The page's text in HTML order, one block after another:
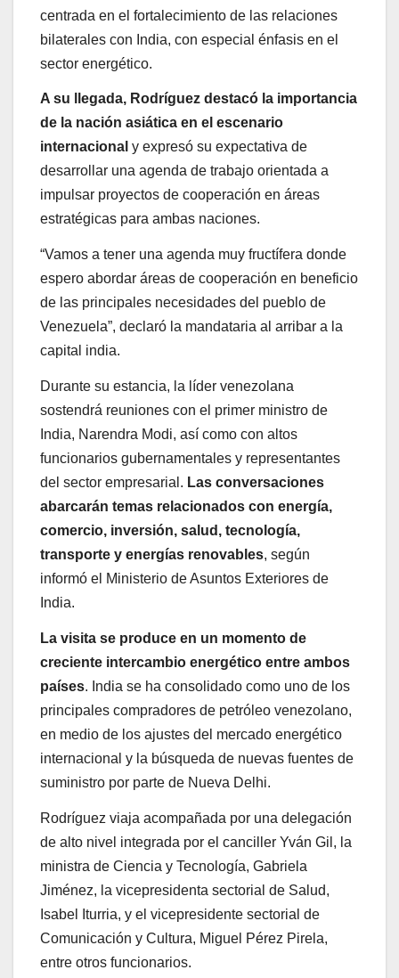
centrada en el fortalecimiento de las relaciones
bilaterales con India, con especial énfasis en el
sector energético.
A su llegada, Rodríguez destacó la importancia
de la nación asiática en el escenario
internacional y expresó su expectativa de
desarrollar una agenda de trabajo orientada a
impulsar proyectos de cooperación en áreas
estratégicas para ambas naciones.
“Vamos a tener una agenda muy fructífera donde
espero abordar áreas de cooperación en beneficio
de las principales necesidades del pueblo de
Venezuela”, declaró la mandataria al arribar a la
capital india.
Durante su estancia, la líder venezolana
sostendrá reuniones con el primer ministro de
India, Narendra Modi, así como con altos
funcionarios gubernamentales y representantes
del sector empresarial. Las conversaciones
abarcarán temas relacionados con energía,
comercio, inversión, salud, tecnología,
transporte y energías renovables, según
informó el Ministerio de Asuntos Exteriores de
India.
La visita se produce en un momento de
creciente intercambio energético entre ambos
países. India se ha consolidado como uno de los
principales compradores de petróleo venezolano,
en medio de los ajustes del mercado energético
internacional y la búsqueda de nuevas fuentes de
suministro por parte de Nueva Delhi.
Rodríguez viaja acompañada por una delegación
de alto nivel integrada por el canciller Yván Gil, la
ministra de Ciencia y Tecnología, Gabriela
Jiménez, la vicepresidenta sectorial de Salud,
Isabel Iturria, y el vicepresidente sectorial de
Comunicación y Cultura, Miguel Pérez Pirela,
entre otros funcionarios.